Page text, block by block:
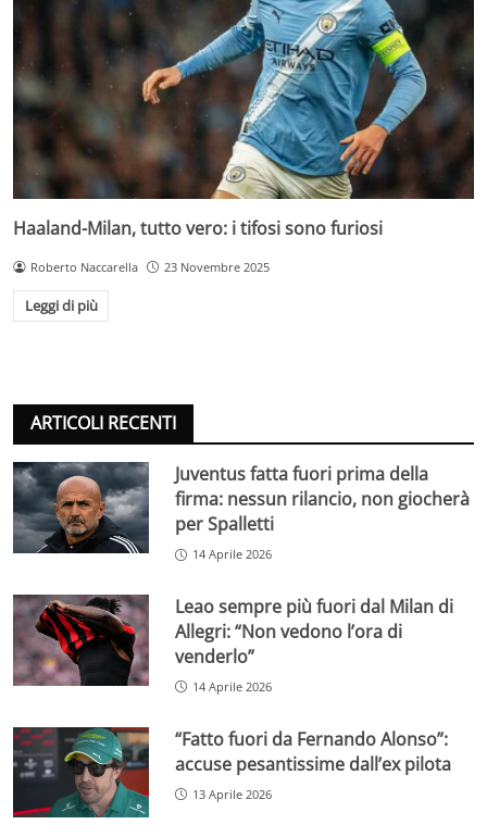
Haaland-Milan, tutto vero: i tifosi sono furiosi
Roberto Naccarella 23 Novembre 2025
Leggi di più
ARTICOLI RECENTI
Juventus fatta fuori prima della
firma: nessun rilancio, non giocherà
per Spalletti
14 Aprile 2026
Leao sempre più fuori dal Milan di
Allegri: “Non vedono l’ora di
venderlo”
14 Aprile 2026
“Fatto fuori da Fernando Alonso”:
accuse pesantissime dall’ex pilota
13 Aprile 2026